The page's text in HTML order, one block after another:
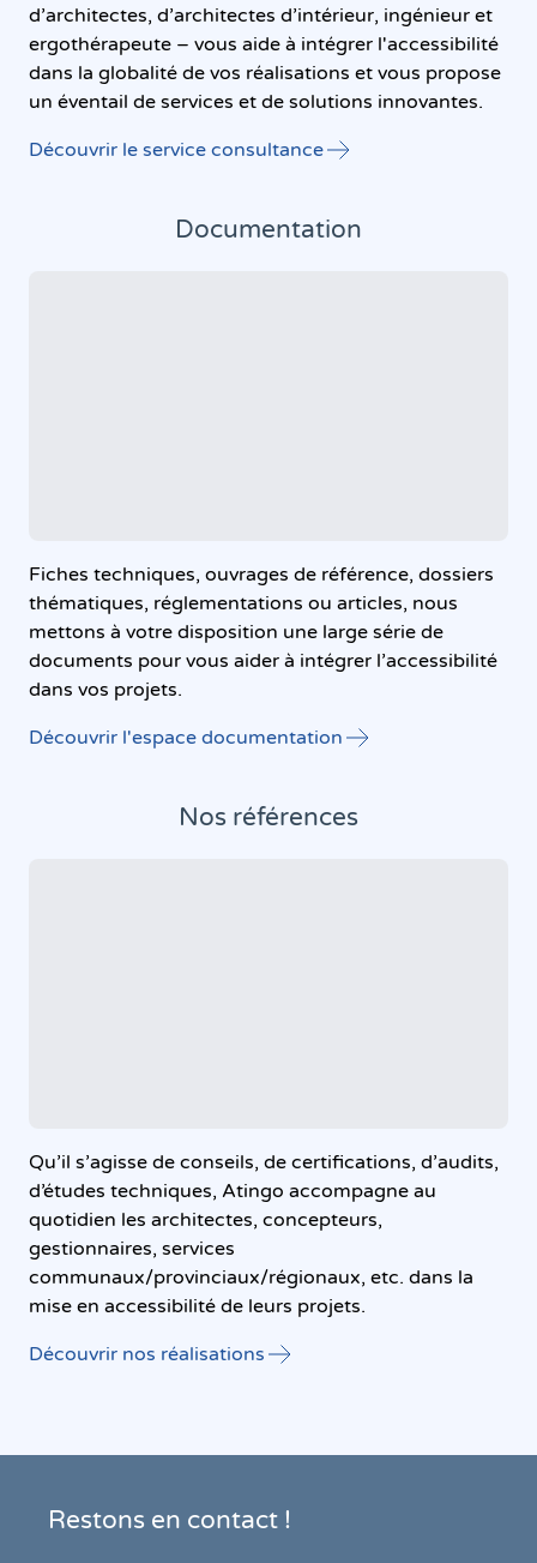
d’architectes, d’architectes d’intérieur, ingénieur et
ergothérapeute – vous aide à intégrer l'accessibilité
dans la globalité de vos réalisations et vous propose
un éventail de services et de solutions innovantes.
Découvrir le service consultance
Documentation
Fiches techniques, ouvrages de référence, dossiers
thématiques, réglementations ou articles, nous
mettons à votre disposition une large série de
documents pour vous aider à intégrer l’accessibilité
dans vos projets.
Découvrir l'espace documentation
Nos références
Qu’il s’agisse de conseils, de certifications, d’audits,
d’études techniques, Atingo accompagne au
quotidien les architectes, concepteurs,
gestionnaires, services
communaux/provinciaux/régionaux, etc. dans la
mise en accessibilité de leurs projets.
Découvrir nos réalisations
Restons en contact !